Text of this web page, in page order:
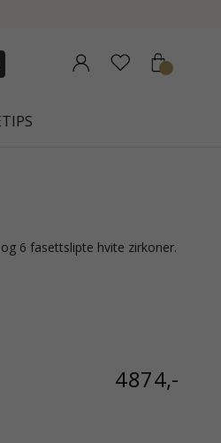
6 fasettslipte hvite zirkoner.
4874,-